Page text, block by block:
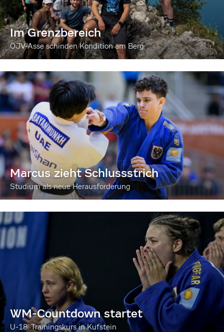
Im Grenzbereich
ÖJV-Asse schinden Kondition am Berg
Marcus zieht Schlussstrich
Studium als neue Herausforderung
WM-Countdown startet
U-18: Trainingskurs in Kufstein